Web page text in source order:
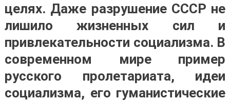
целях. Даже разрушение СССР не
лишило жизненных сил и
привлекательности социализма. В
современном мире пример
русского пролетариата, идеи
социализма, его гуманистические